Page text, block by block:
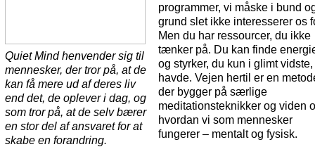
Quiet Mind henvender sig til
mennesker, der tror på, at de
kan få mere ud af deres liv
end det, de oplever i dag, og
som tror på, at de selv bærer
en stor del af ansvaret for at
skabe en forandring.
programmer, vi måske i bund
grund slet ikke interesserer os
Men du har ressourcer, du ikke
tænker på. Du kan finde
og styrker, du kun i glimt
havde. Vejen hertil er en
der bygger på særlige
meditationsteknikker og viden
hvordan vi som mennesker
fungerer – mentalt og fysisk.